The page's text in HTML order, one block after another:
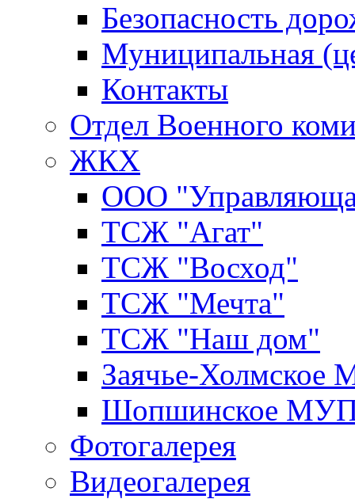
Безопасность
Муниципальная
Контакты
Отдел Военного
ЖКХ
ООО
ТСЖ "Агат"
ТСЖ "Восход"
ТСЖ "Мечта"
ТСЖ "Наш дом"
Заячье-
Шопшинское
Фотогалерея
Видеогалерея